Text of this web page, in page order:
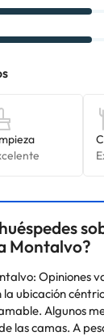
Montalvo?
Opiniones
la ubicación
Algunos
las camas. A